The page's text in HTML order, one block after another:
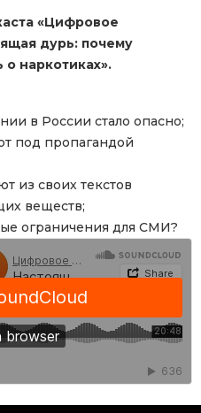
«Цифровое
дурь: почему
о наркотиках».
в России стало опасно;
под пропагандой
из своих текстов
веществ;
ограничения для СМИ?